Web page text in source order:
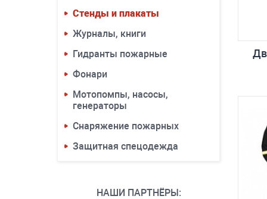
Стенды и плакаты
Журналы, книги
Гидранты пожарные
Фонари
Мотопомпы, насосы,
генераторы
Снаряжение пожарных
Защитная спецодежда
НАШИ ПАРТНЁРЫ: